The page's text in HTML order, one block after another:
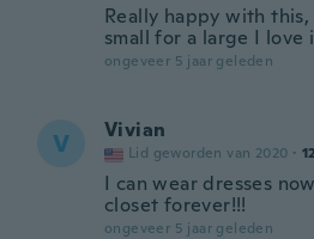
Really happy with
small for a large I love
ongeveer 5 jaar geleden
V Vivian
Lid geworden van 2020 · 12
I can wear dresses
closet forever!!!
ongeveer 5 jaar geleden